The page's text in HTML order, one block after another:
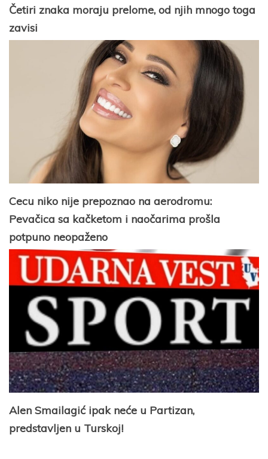
Četiri znaka moraju prelome, od njih mnogo toga
zavisi
Cecu niko nije prepoznao na aerodromu:
Pevačica sa kačketom i naočarima prošla
potpuno neopaženo
Alen Smailagić ipak neće u Partizan,
predstavljen u Turskoj!